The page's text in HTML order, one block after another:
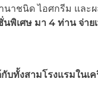
าชนิด ไอศกรีม และ
พิเศษ มา 4 ท่าน จ่าย
บทั้งสามโรงแรมในเ